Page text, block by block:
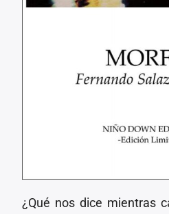
¿Qué nos dice mientras